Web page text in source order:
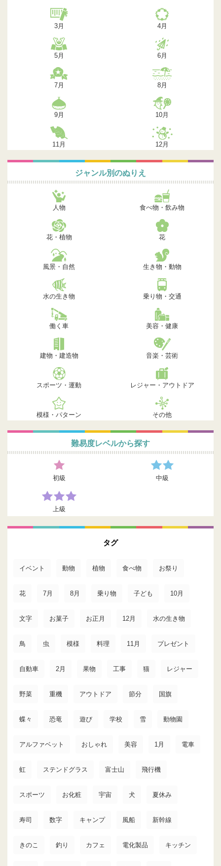
3月 4月
5月 6月
7月 8月
9月 10月
11月 12月
ジャンル別のぬりえ
人物 食べ物・飲み物
花・植物 花
風景・自然 生き物・動物
水の生き物 乗り物・交通
働く車 美容・健康
建物・建造物 音楽・芸術
スポーツ・運動 レジャー・アウトドア
模様・パターン その他
難易度レベルから探す
初級 中級
上級
タグ
イベント 動物 植物 食べ物 お祭り
花 7月 8月 乗り物 子ども 10月
文字 お菓子 お正月 12月 水の生き物
鳥 虫 模様 料理 11月 プレゼント
自動車 2月 果物 工事 猫 レジャー
野菜 重機 アウトドア 節分 国旗
蝶々 恐竜 遊び 学校 雪 動物園
アルファベット おしゃれ 美容 1月 電車
虹 ステンドグラス 富士山 飛行機
スポーツ お化粧 宇宙 犬 夏休み
寿司 数字 キャンプ 風船 新幹線
きのこ 釣り カフェ 電化製品 キッチン